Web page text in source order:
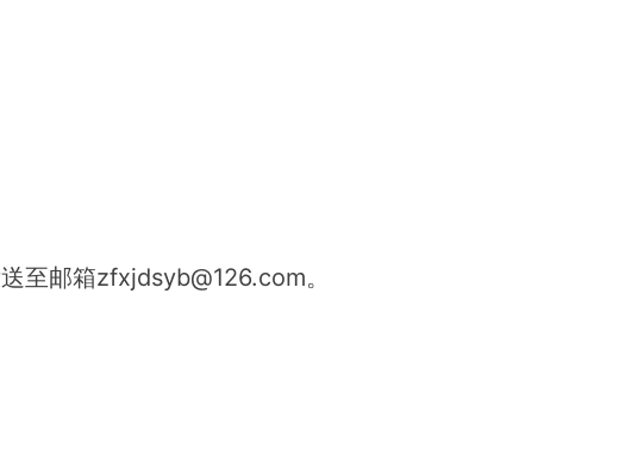
至邮箱zfxjdsyb@126.com。